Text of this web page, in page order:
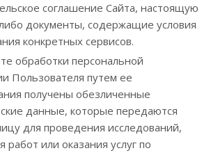
соглашение Сайта, настоящую
документы, содержащие условия
конкретных сервисов.
обработки персональной
Пользователя путем ее
получены обезличенные
данные, которые передаются
для проведения исследований,
работ или оказания услуг по